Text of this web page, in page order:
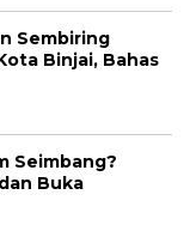
Sembiring
Binjai, Bahas
Seimbang?
Buka